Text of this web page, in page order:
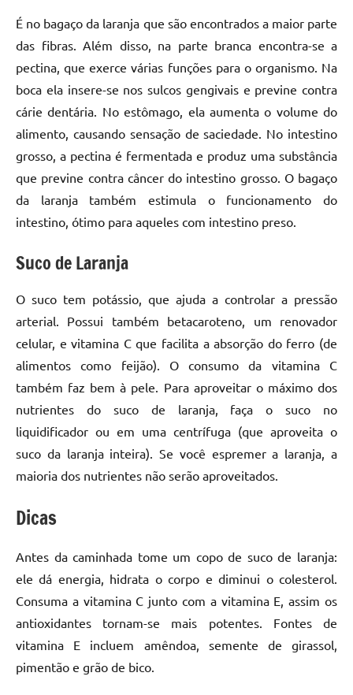
É no bagaço da laranja que são encontrados a maior parte
das fibras. Além disso, na parte branca encontra-se a
pectina, que exerce várias funções para o organismo. Na
boca ela insere-se nos sulcos gengivais e previne contra
cárie dentária. No estômago, ela aumenta o volume do
alimento, causando sensação de saciedade. No intestino
grosso, a pectina é fermentada e produz uma substância
que previne contra câncer do intestino grosso. O bagaço
da laranja também estimula o funcionamento do
intestino, ótimo para aqueles com intestino preso.
Suco de Laranja
O suco tem potássio, que ajuda a controlar a pressão
arterial. Possui também betacaroteno, um renovador
celular, e vitamina C que facilita a absorção do ferro (de
alimentos como feijão). O consumo da vitamina C
também faz bem à pele. Para aproveitar o máximo dos
nutrientes do suco de laranja, faça o suco no
liquidificador ou em uma centrífuga (que aproveita o
suco da laranja inteira). Se você espremer a laranja, a
maioria dos nutrientes não serão aproveitados.
Dicas
Antes da caminhada tome um copo de suco de laranja:
ele dá energia, hidrata o corpo e diminui o colesterol.
Consuma a vitamina C junto com a vitamina E, assim os
antioxidantes tornam-se mais potentes. Fontes de
vitamina E incluem amêndoa, semente de girassol,
pimentão e grão de bico.